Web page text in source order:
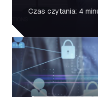
Czas czytania: 4
Czy Twoja flota jest